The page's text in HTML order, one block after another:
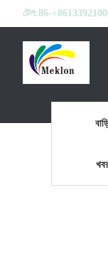
টেল:86-